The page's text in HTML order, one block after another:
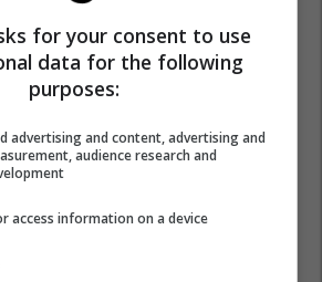
E Kosovës
Pemët
Taksa Mbrojtëse
for your consent to use
data for the following
purposes:
advertising and content, advertising and
audience research and
access information on a device